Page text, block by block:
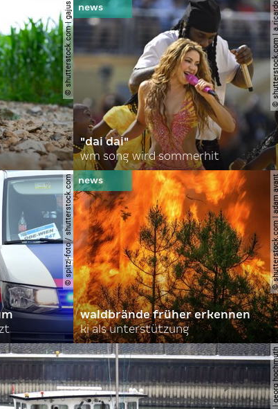
© shutterstock.com | gajus ©
"dai dai"
wm song wird sommerhit
© spitzi-foto / shutterstock.com ©
waldbrände früher erkennen
ki als unterstützung
© apa |